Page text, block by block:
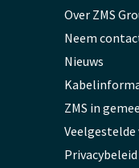
Over ZMS
Neem
Nieuws
ZMS in
Veelgestelde
Privacybeleid